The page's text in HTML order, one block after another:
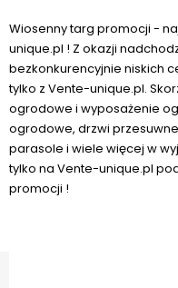
Wiosenny targ promocji -
unique.pl ! Z okazji
bezkonkurencyjnie niskich
tylko z Vente-unique.pl.
ogrodowe i wyposażenie
ogrodowe, drzwi
parasole i wiele więcej w
tylko na Vente-unique.pl
promocji !